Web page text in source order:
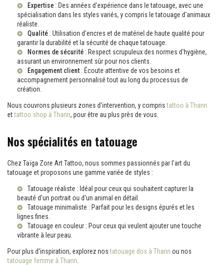
Expertise : Des années d'expérience dans le tatouage, avec une
spécialisation dans les styles variés, y compris letatouage d'animaux
réaliste
Qualité : Utilisation d'encres et de matériel de haute qualité pour
garantir la durabilité et la sécurité de chaque tatouage.
Normes de sécurité : Respect scrupuleux des normes d'hygiène,
assurant un environnement sûr pour nos clients.
Engagement client : Écoute attentive de vos besoins et
accompagnement personnalisé tout au long du processus de
création.
Nous couvrons plusieurs zones d'intervention, y compristattoo à Thann
ettattoo shop à Thann, pour être au plus près de vous.
Nos spécialités en tatouage
Chez Taïga Zore Art Tattoo, nous sommes passionnés par l'art du
tatouage et proposons une gamme variée de styles :
Tatouage réaliste : Idéal pour ceux qui souhaitent capturer la
beauté d'un portrait ou d'un animal en détail.
Tatouage minimaliste : Parfait pour les designs épurés et les
lignes fines.
Tatouage en couleur : Pour ceux qui veulent ajouter une touche
vibrante à leur peau.
Pour plus d'inspiration, explorez nostatouage dos à Thann ou nos
tatouage femme à Thann